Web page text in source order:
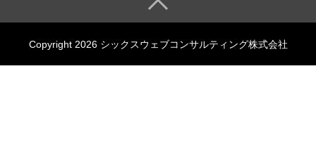
Copyright 2026 シックスウェブコンサルティング株式会社